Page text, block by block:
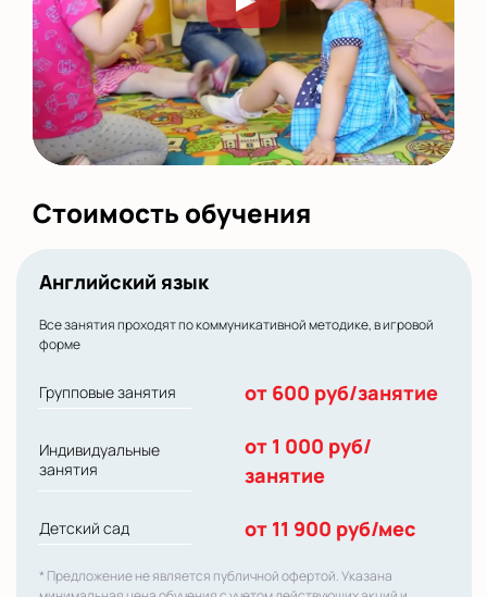
Стоимость обучения
Английский язык
Все занятия проходят по коммуникативной методике, в игровой
форме
Групповые занятия от 600 руб/занятие
Индивидуальные
занятия
от 1 000 руб/
занятие
Детский сад от 11 900 руб/мес
* Предложение не является публичной офертой. Указана